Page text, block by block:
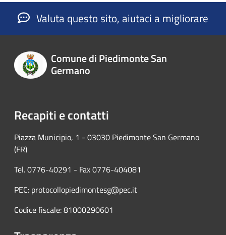
Valuta questo sito, aiutaci a migliorare
Comune di Piedimonte San
Germano
Recapiti e contatti
Piazza Municipio, 1 - 03030 Piedimonte San Germano
(FR)
Tel. 0776-40291 - Fax 0776-404081
PEC: protocollopiedimontesg@pec.it
Codice fiscale: 81000290601